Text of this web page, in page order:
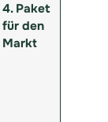
4. Paket
für den
Markt